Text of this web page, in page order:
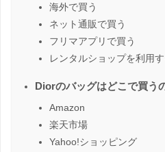
海外で買う
ネット通販で買う
フリマアプリで買う
レンタルショップを利用す
Diorのバッグはどこで買う
Amazon
楽天市場
Yahoo!ショッピング